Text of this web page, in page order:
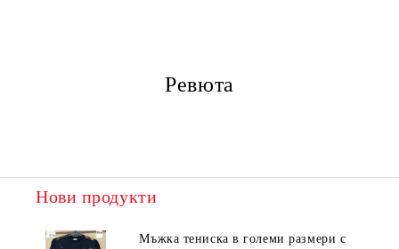
Ревюта
Нови продукти
Мъжка тениска в големи размери с